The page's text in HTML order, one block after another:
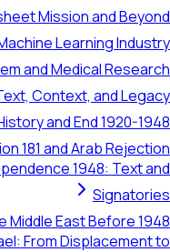
Mission and Beyond
Learning Industry
and Medical Research
Context, and Legacy
and End 1920-1948
181 and Arab Rejection
1948: Text and
Signatories
Middle East Before 1948
From Displacement to